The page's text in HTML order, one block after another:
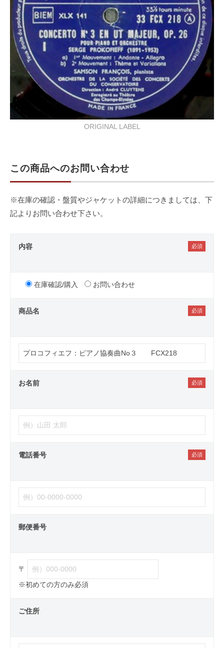
ORIGINAL LABEL
この商品へのお問い合わせ
※在庫の確認・盤質やジャケットの詳細につきましては、下
記よりお問い合わせ下さい。
内容
在庫確認/購入 お問い合わせ
商品名
お名前
電話番号
郵便番号
〒
※初めての方のみ必須
ご住所